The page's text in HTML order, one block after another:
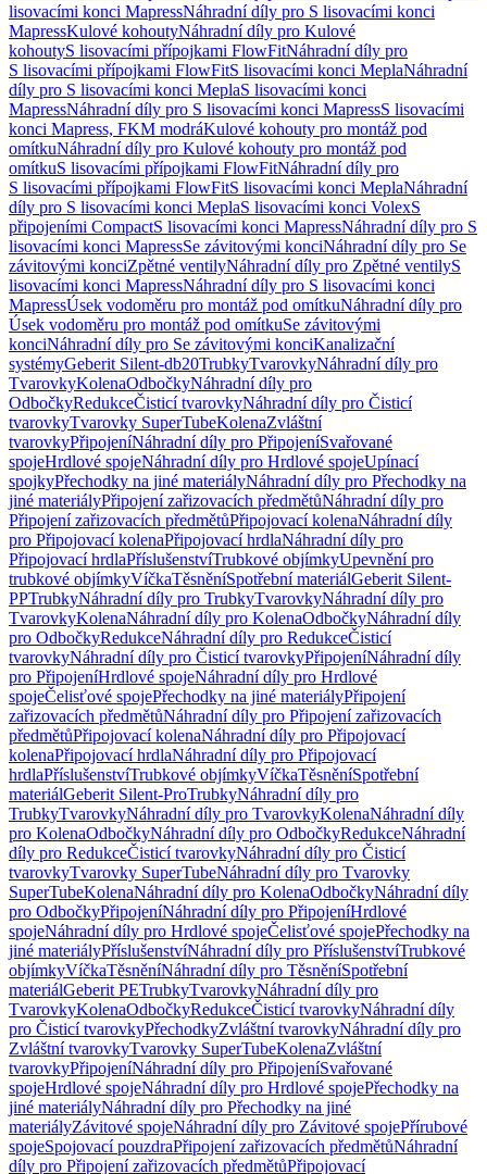
lisovacími konci MapressNáhradní díly pro S lisovacími konci
MapressKulové kohoutyNáhradní díly pro Kulové
kohoutyS lisovacími přípojkami FlowFitNáhradní díly pro
S lisovacími přípojkami FlowFitS lisovacími konci MeplaNáhradní
díly pro S lisovacími konci MeplaS lisovacími konci
MapressNáhradní díly pro S lisovacími konci MapressS lisovacími
konci Mapress, FKM modráKulové kohouty pro montáž pod
omítkuNáhradní díly pro Kulové kohouty pro montáž pod
omítkuS lisovacími přípojkami FlowFitNáhradní díly pro
S lisovacími přípojkami FlowFitS lisovacími konci MeplaNáhradní
díly pro S lisovacími konci MeplaS lisovacími konci VolexS
připojeními CompactS lisovacími konci MapressNáhradní díly pro S
lisovacími konci MapressSe závitovými konciNáhradní díly pro Se
závitovými konciZpětné ventilyNáhradní díly pro Zpětné ventilyS
lisovacími konci MapressNáhradní díly pro S lisovacími konci
MapressÚsek vodoměru pro montáž pod omítkuNáhradní díly pro
Úsek vodoměru pro montáž pod omítkuSe závitovými
konciNáhradní díly pro Se závitovými konciKanalizační
systémyGeberit Silent-db20TrubkyTvarovkyNáhradní díly pro
TvarovkyKolenaOdbočkyNáhradní díly pro
OdbočkyRedukceČisticí tvarovkyNáhradní díly pro Čisticí
tvarovkyTvarovky SuperTubeKolenaZvláštní
tvarovkyPřipojeníNáhradní díly pro PřipojeníSvařované
spojeHrdlové spojeNáhradní díly pro Hrdlové spojeUpínací
spojkyPřechodky na jiné materiályNáhradní díly pro Přechodky na
jiné materiályPřipojení zařizovacích předmětůNáhradní díly pro
Připojení zařizovacích předmětůPřipojovací kolenaNáhradní díly
pro Připojovací kolenaPřipojovací hrdlaNáhradní díly pro
Připojovací hrdlaPříslušenstvíTrubkové objímkyUpevnění pro
trubkové objímkyVíčkaTěsněníSpotřební materiálGeberit Silent-
PPTrubkyNáhradní díly pro TrubkyTvarovkyNáhradní díly pro
TvarovkyKolenaNáhradní díly pro KolenaOdbočkyNáhradní díly
pro OdbočkyRedukceNáhradní díly pro RedukceČisticí
tvarovkyNáhradní díly pro Čisticí tvarovkyPřipojeníNáhradní díly
pro PřipojeníHrdlové spojeNáhradní díly pro Hrdlové
spojeČelisťové spojePřechodky na jiné materiályPřipojení
zařizovacích předmětůNáhradní díly pro Připojení zařizovacích
předmětůPřipojovací kolenaNáhradní díly pro Připojovací
kolenaPřipojovací hrdlaNáhradní díly pro Připojovací
hrdlaPříslušenstvíTrubkové objímkyVíčkaTěsněníSpotřební
materiálGeberit Silent-ProTrubkyNáhradní díly pro
TrubkyTvarovkyNáhradní díly pro TvarovkyKolenaNáhradní díly
pro KolenaOdbočkyNáhradní díly pro OdbočkyRedukceNáhradní
díly pro RedukceČisticí tvarovkyNáhradní díly pro Čisticí
tvarovkyTvarovky SuperTubeNáhradní díly pro Tvarovky
SuperTubeKolenaNáhradní díly pro KolenaOdbočkyNáhradní díly
pro OdbočkyPřipojeníNáhradní díly pro PřipojeníHrdlové
spojeNáhradní díly pro Hrdlové spojeČelisťové spojePřechodky na
jiné materiályPříslušenstvíNáhradní díly pro PříslušenstvíTrubkové
objímkyVíčkaTěsněníNáhradní díly pro TěsněníSpotřební
materiálGeberit PETrubkyTvarovkyNáhradní díly pro
TvarovkyKolenaOdbočkyRedukceČisticí tvarovkyNáhradní díly
pro Čisticí tvarovkyPřechodkyZvláštní tvarovkyNáhradní díly pro
Zvláštní tvarovkyTvarovky SuperTubeKolenaZvláštní
tvarovkyPřipojeníNáhradní díly pro PřipojeníSvařované
spojeHrdlové spojeNáhradní díly pro Hrdlové spojePřechodky na
jiné materiályNáhradní díly pro Přechodky na jiné
materiályZávitové spojeNáhradní díly pro Závitové spojePřírubové
spojeSpojovací pouzdraPřipojení zařizovacích předmětůNáhradní
díly pro Připojení zařizovacích předmětůPřipojovací